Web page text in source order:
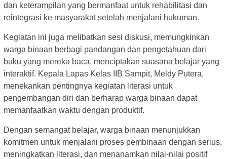
dan keterampilan yang bermanfaat untuk rehabilitasi dan
reintegrasi ke masyarakat setelah menjalani hukuman.
Kegiatan ini juga melibatkan sesi diskusi, memungkinkan
warga binaan berbagi pandangan dan pengetahuan dari
buku yang mereka baca, menciptakan suasana belajar yang
interaktif. Kepala Lapas Kelas IIB Sampit, Meldy Putera,
menekankan pentingnya kegiatan literasi untuk
pengembangan diri dan berharap warga binaan dapat
memanfaatkan waktu dengan produktif.
Dengan semangat belajar, warga binaan menunjukkan
komitmen untuk menjalani proses pembinaan dengan serius,
meningkatkan literasi, dan menanamkan nilai-nilai positif